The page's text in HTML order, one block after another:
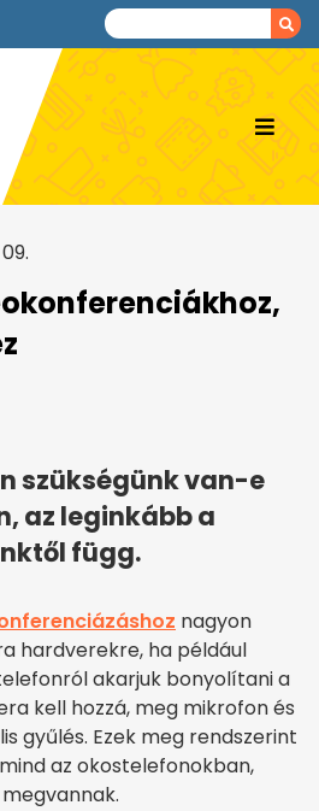
szükségünk van-e
az leginkább a
függ.
nagyon
hardverekre, ha például
akarjuk bonyolítani a
kell hozzá, meg mikrofon és
gyűlés. Ezek meg rendszerint
az okostelefonokban,
megvannak.